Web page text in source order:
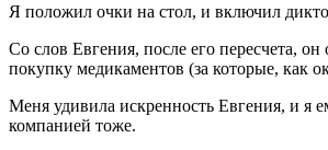
Я положил очки на стол, и включил
Со слов Евгения, после его пересчета,
покупку медикаментов (за которые, как
Меня удивила искренность Евгения, и я
компанией тоже.